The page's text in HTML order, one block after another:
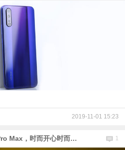
2019-11-01 15:23
我用了一个月的iPhone 11 Pro Max，时而开心时而难过 1